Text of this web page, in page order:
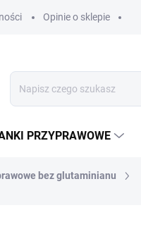
Opinie o sklepie
PRZYPRAWOWE
bez glutaminianu